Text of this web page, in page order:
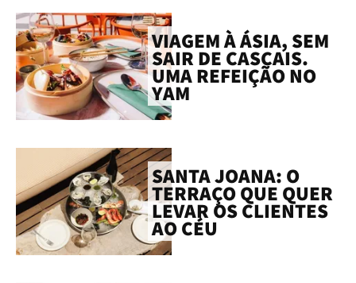
VIAGEM À ÁSIA, SEM
SAIR DE CASCAIS.
UMA REFEIÇÃO NO
YAM
SANTA JOANA: O
TERRAÇO QUE QUER
LEVAR OS CLIENTES
AO CÉU